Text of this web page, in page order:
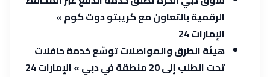
الرقمية بالتعاون مع كريبتو دوت كوم »
الإمارات 24
هيئة الطرق والمواصلات توسّع خدمة حافلات
تحت الطلب إلى 20 منطقة في دبي » الإمارات 24